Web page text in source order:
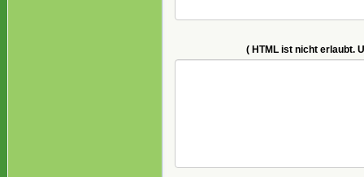
( HTML ist nicht erlaubt.